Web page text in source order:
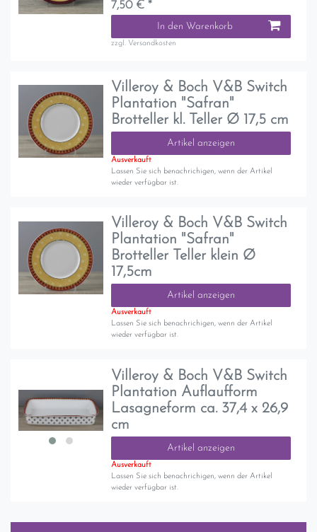
7,50 € *
In den Warenkorb
zzgl. Versandkosten
Villeroy & Boch V&B Switch
Plantation "Safran"
Brotteller kl. Teller Ø 17,5 cm
Artikel anzeigen
Ausverkauft
Lassen Sie sich benachrichigen, wenn der Artikel
wieder verfügbar ist.
Villeroy & Boch V&B Switch
Plantation "Safran"
Brotteller Teller klein Ø
17,5cm
Artikel anzeigen
Ausverkauft
Lassen Sie sich benachrichigen, wenn der Artikel
wieder verfügbar ist.
Villeroy & Boch V&B Switch
Plantation Auflaufform
Lasagneform ca. 37,4 x 26,9
cm
Artikel anzeigen
Ausverkauft
Lassen Sie sich benachrichigen, wenn der Artikel
wieder verfügbar ist.